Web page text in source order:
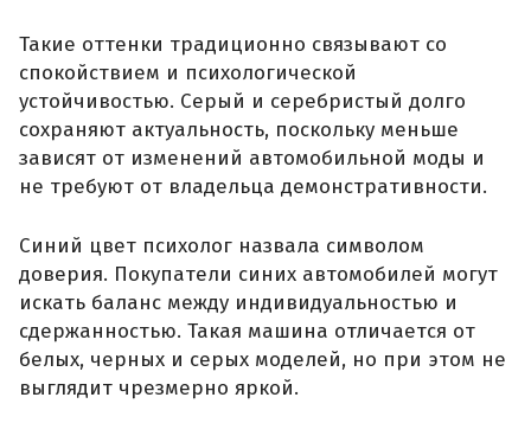
Такие оттенки традиционно связывают со
спокойствием и психологической
устойчивостью. Серый и серебристый долго
сохраняют актуальность, поскольку меньше
зависят от изменений автомобильной моды и
не требуют от владельца демонстративности.
Синий цвет психолог назвала символом
доверия. Покупатели синих автомобилей могут
искать баланс между индивидуальностью и
сдержанностью. Такая машина отличается от
белых, черных и серых моделей, но при этом не
выглядит чрезмерно яркой.